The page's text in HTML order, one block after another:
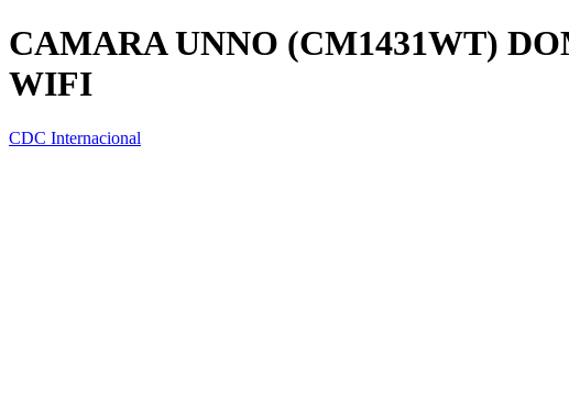
CAMARA UNNO (CM1431WT)
WIFI
CDC Internacional